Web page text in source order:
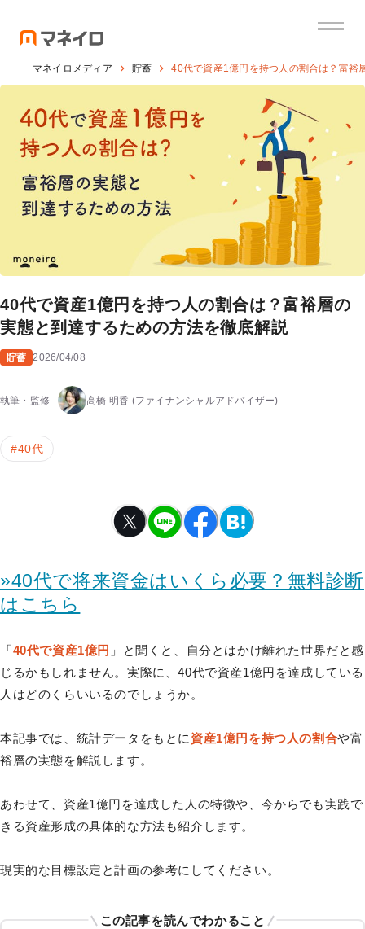
マネイロメディア 貯蓄 40代で資産1億円を持つ人の割合は？富裕
40代で資産1億円を持つ人の割合は？富裕層の
実態と到達するための方法を徹底解説
貯蓄 2026/04/08
執筆・監修 高橋 明香 (ファイナンシャルアドバイザー)
#40代
»40代で将来資金はいくら必要？無料診断
はこちら
「40代で資産1億円 」と聞くと、自分とはかけ離れた世界だと感
じるかもしれません。実際に、40代で資産1億円を達成している
人はどのくらいいるのでしょうか。
本記事では、統計データをもとに 資産1億円を持つ人の割合や富
裕層の実態を解説します。
あわせて、資産1億円を達成した人の特徴や、今からでも実践で
きる資産形成の具体的な方法も紹介します。
現実的な目標設定と計画の参考にしてください。
この記事を読んでわかること